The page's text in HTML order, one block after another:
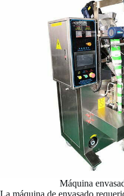
Máquina
La máquina de envasado